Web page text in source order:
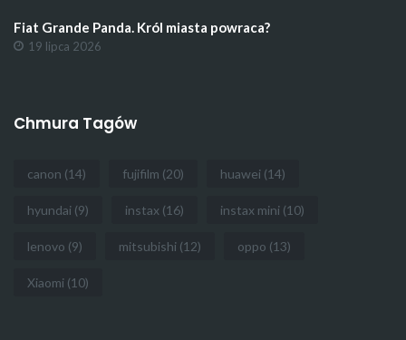
Fiat Grande Panda. Król miasta powraca?
19 lipca 2026
Chmura Tagów
canon (14) fujifilm (20) huawei (14)
hyundai (9) instax (16) instax mini (10)
lenovo (9) mitsubishi (12) oppo (13)
Xiaomi (10)